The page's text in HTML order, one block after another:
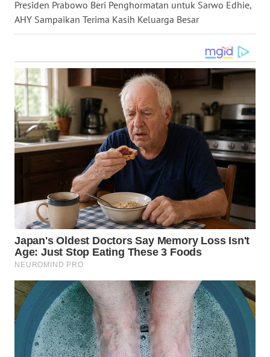
Presiden Prabowo Beri Penghormatan untuk Sarwo Edhie,
AHY Sampaikan Terima Kasih Keluarga Besar
NUSANTARA
WN
JOGJA
WN
JATIM
WN
KALBAR
WN
KALTENG
WN
KALTARA
WN
KALSEL